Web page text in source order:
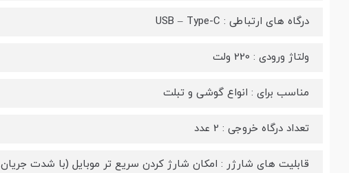
درگاه های ارتباطی : USB – Type-C
ولتاژ ورودی : 220 ولت
مناسب برای : انواع گوشی و تبلت
تعداد درگاه خروجی : 2 عدد
قابلیت های شارژر : امکان شارژ کردن سریع تر موبایل (با شدت‌ جریان 2.0 آمپر و بالاتر)